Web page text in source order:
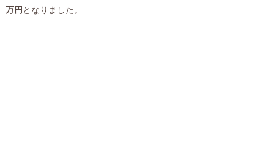
万円 となりました。